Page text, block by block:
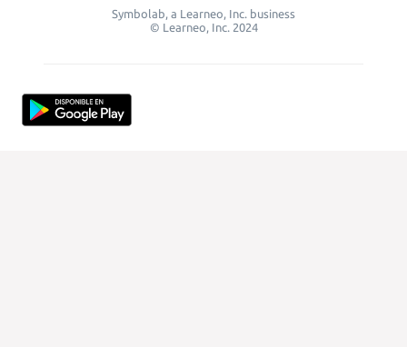
Symbolab, a Learneo, Inc. business
© Learneo, Inc. 2024